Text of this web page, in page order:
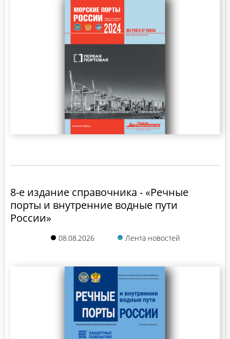
8-е издание справочника - «Речные
порты и внутренние водные пути
России»
08.08.2026 Лента новостей